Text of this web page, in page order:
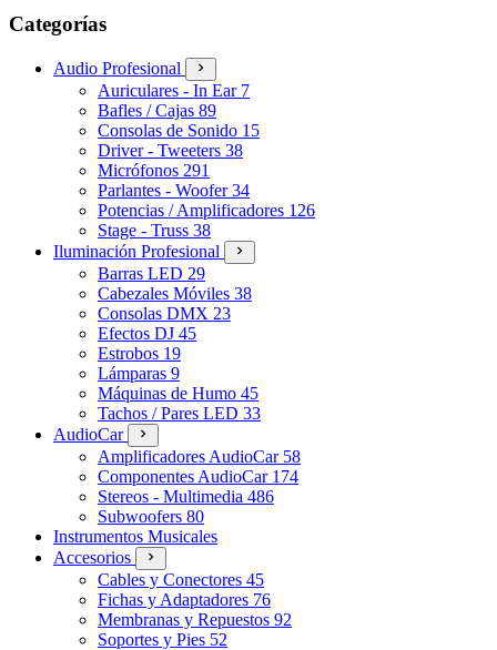
Categorías
Audio Profesional
Auriculares - In Ear 7
Bafles / Cajas 89
Consolas de Sonido 15
Driver - Tweeters 38
Micrófonos 291
Parlantes - Woofer34
Potencias / Amplificadores 126
Stage - Truss 38
Iluminación Profesional
Barras LED 29
Cabezales Móviles 38
Consolas DMX 23
Efectos DJ 45
Estrobos 19
Lámparas 9
Máquinas de Humo 45
Tachos / Pares LED 33
AudioCar
Amplificadores AudioCar 58
Componentes AudioCar 174
Stereos - Multimedia 486
Subwoofers 80
Instrumentos Musicales
Accesorios
Cables y Conectores 45
Fichas y Adaptadores 76
Membranas y Repuestos 92
Soportes y Pies 52